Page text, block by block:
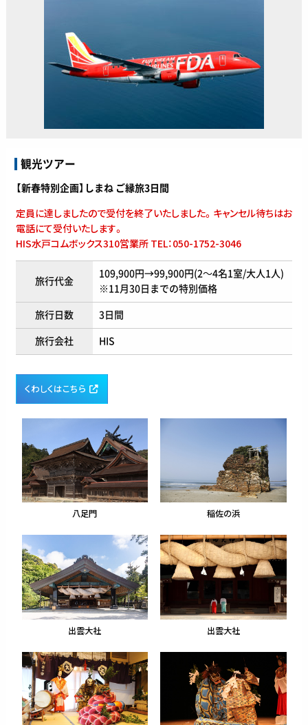
観光ツアー
【新春特別企画】しまね ご縁旅3日間
定員に達しましたので受付を終了いたしました。キャンセル待ちはお
電話にて受付いたします。
HIS水戸コムボックス310営業所 TEL：050-1752-3046
旅行代金
109,900円→99,900円(2～4名1室/大人1人)
※11月30日までの特別価格
旅行日数 3日間
旅行会社 HIS
くわしくはこちら
八足門 稲佐の浜
出雲大社 出雲大社